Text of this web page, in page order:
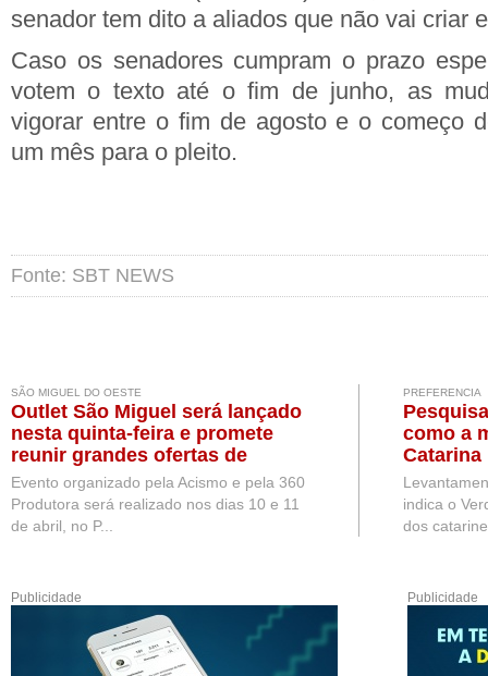
senador tem dito a aliados que não vai criar
Caso os senadores cumpram o prazo
votem o texto até o fim de junho, as
vigorar entre o fim de agosto e o começo
um mês para o pleito.
Fonte: SBT NEWS
SÃO MIGUEL DO OESTE
Outlet São Miguel será lançado
nesta quinta-feira e promete
reunir grandes ofertas de
diversos setores em 2027
Evento organizado pela Acismo e pela 360
Produtora será realizado nos dias 10 e 11
de abril, no P...
PREFERENCIA
como a
Catarina
indica o
dos
Publicidade Publicidade